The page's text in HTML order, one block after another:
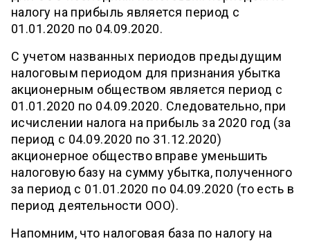
налогу на прибыль является период с
01.01.2020 по 04.09.2020.
С учетом названных периодов предыдущим
налоговым периодом для признания убытка
акционерным обществом является период с
01.01.2020 по 04.09.2020. Следовательно, при
исчислении налога на прибыль за 2020 год (за
период с 04.09.2020 по 31.12.2020)
акционерное общество вправе уменьшить
налоговую базу на сумму убытка, полученного
за период с 01.01.2020 по 04.09.2020 (то есть в
период деятельности ООО).
Напомним, что налоговая база по налогу на